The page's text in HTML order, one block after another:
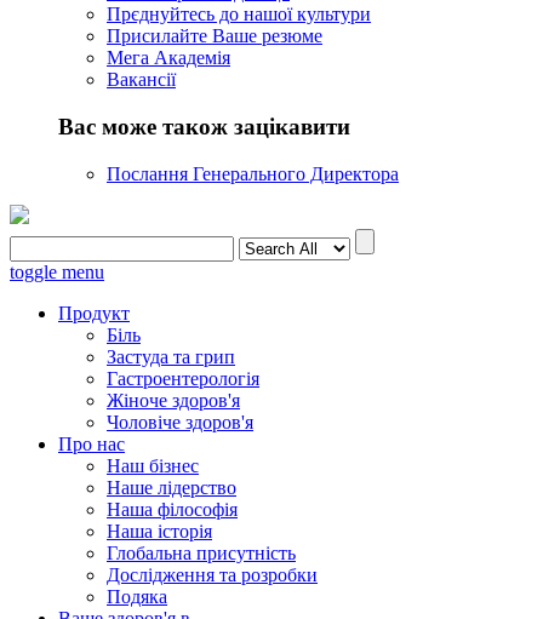
Прєднуйтесь до нашої культури
Присилайте Ваше резюме
Мега Академія
Вакансії
Вас може також зацікавити
Послання Генерального Директора
toggle menu
Продукт
Біль
Застуда та грип
Гастроентерологія
Жіноче здоров'я
Чоловіче здоров'я
Про нас
Наш бізнес
Наше лідерство
Наша філософія
Наша історія
Глобальна присутність
Дослідження та розробки
Подяка